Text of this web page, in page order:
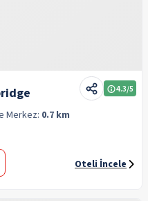
4.3/5
Merkez: 0.7 km
Oteli İncele